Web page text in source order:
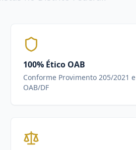
100% Ético OAB
Conforme Provimento 205/2021 e
OAB/DF